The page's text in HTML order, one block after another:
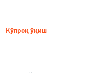
Кўпроқ ўқиш